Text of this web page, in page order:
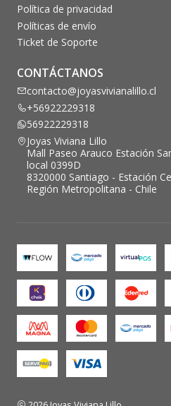
Política de privacidad
Políticas de envío
Ticket de Soporte
CONTÁCTANOS
contacto@joyasvivianalillo.cl
+56922229318
56922229318
Joyas Viviana Lillo
Mall Paseo Arauco Estación
local 0399D
8320000 Santiago - Estación
Región Metropolitana - Chile